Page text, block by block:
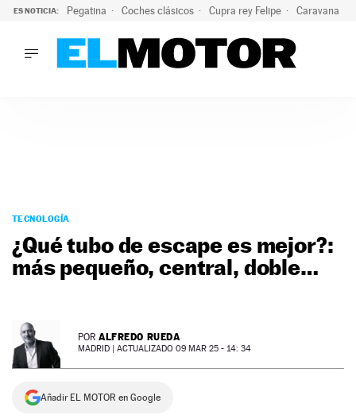
ES NOTICIA: Pegatina Coches clásicos Cupra rey Felipe Caravana
PODCAST
MOTOS
TECNOLOGÍA
PREMIOS
SERVICIOS
TECNOLOGÍA
¿Qué tubo de escape es mejor?:
más pequeño, central, doble…
POR ALFREDO RUEDA
MADRID | ACTUALIZADO 09 MAR 25 - 14: 34
Añadir EL MOTOR en Google